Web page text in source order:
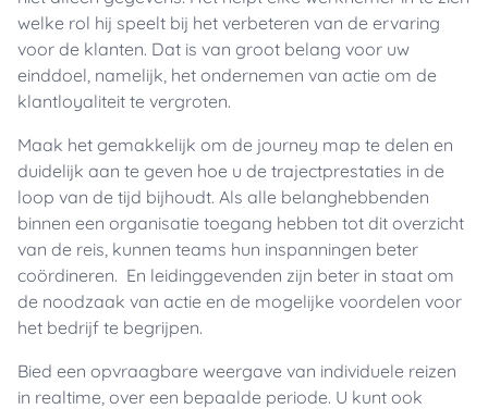
welke rol hij speelt bij het verbeteren van de ervaring
voor de klanten. Dat is van groot belang voor uw
einddoel, namelijk, het ondernemen van actie om de
klantloyaliteit te vergroten.
Maak het gemakkelijk om de journey map te delen en
duidelijk aan te geven hoe u de trajectprestaties in de
loop van de tijd bijhoudt. Als alle belanghebbenden
binnen een organisatie toegang hebben tot dit overzicht
van de reis, kunnen teams hun inspanningen beter
coördineren. En leidinggevenden zijn beter in staat om
de noodzaak van actie en de mogelijke voordelen voor
het bedrijf te begrijpen.
Bied een opvraagbare weergave van individuele reizen
in realtime, over een bepaalde periode. U kunt ook